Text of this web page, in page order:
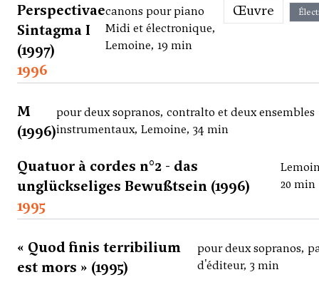
Perspectivae
Sintagma I
(1997)
canons pour piano
Midi et électronique,
Lemoine, 19 min
Œuvre
1996
M
(1996)
pour deux sopranos, contralto et deux ensembles
instrumentaux, Lemoine, 34 min
Quatuor à cordes n°2 - das
unglückseliges Bewußtsein (1996)
20 min
1995
« Quod finis terribilium
est mors » (1995)
pour deux sopranos,
d'éditeur, 3 min